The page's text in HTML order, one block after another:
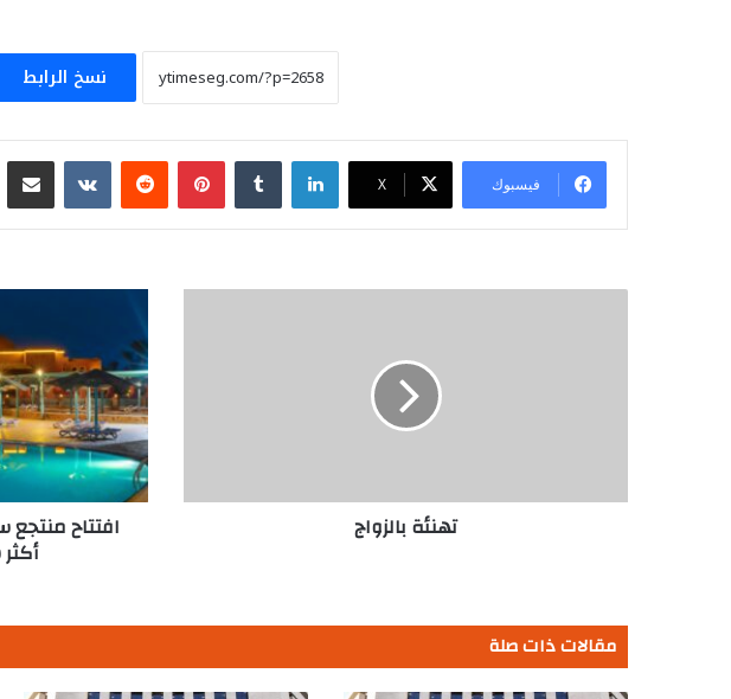
نسخ الرابط
فيسبوك ‫X
لينكدإن بينتيريست
تهنئة
تهنئة بالزواج
منتجع
سويس
أوتيل
القصير
على
طول
أحد
أكثر
سواحلافتتاح
مقالات ذات صلة